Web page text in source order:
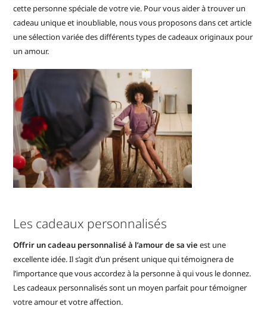
cette personne spéciale de votre vie. Pour vous aider à trouver un
cadeau unique et inoubliable, nous vous proposons dans cet article
une sélection variée des différents types de cadeaux originaux pour
un amour.
Les cadeaux personnalisés
Offrir un cadeau personnalisé à l’amour de sa vie est une
excellente idée. Il s’agit d’un présent unique qui témoignera de
l’importance que vous accordez à la personne à qui vous le donnez.
Les cadeaux personnalisés sont un moyen parfait pour témoigner
votre amour et votre affection.